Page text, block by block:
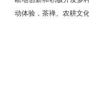
动体验，茶禅、农耕文